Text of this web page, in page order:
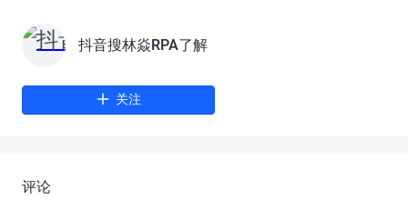
抖音搜林焱RPA了解
关注
评论